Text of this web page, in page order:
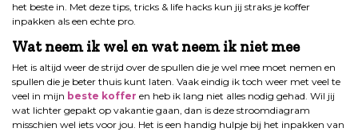
het beste in. Met deze tips, tricks & life hacks kun jij straks je koffer
inpakken als een echte pro.
Wat neem ik wel en wat neem ik niet mee
Het is altijd weer de strijd over de spullen die je wel mee moet nemen en
spullen die je beter thuis kunt laten. Vaak eindig ik toch weer met veel te
veel in mijn beste koffer en heb ik lang niet alles nodig gehad. Wil jij
wat lichter gepakt op vakantie gaan, dan is deze stroomdiagram
misschien wel iets voor jou. Het is een handig hulpje bij het inpakken van